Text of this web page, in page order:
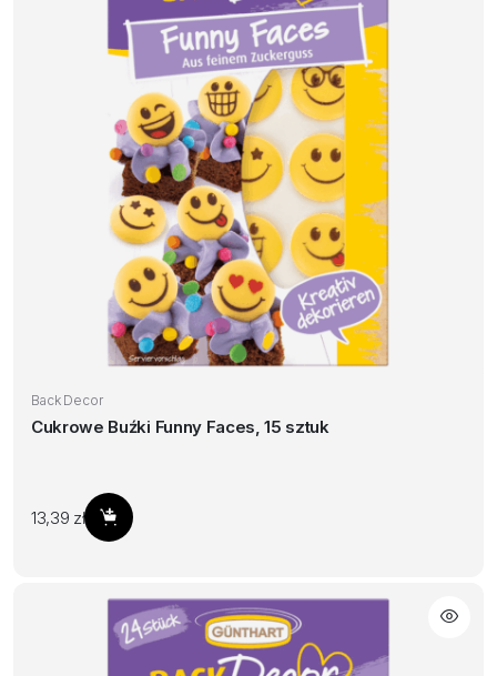
Back Decor
Cukrowe Buźki Funny Faces, 15 sztuk
13,39 zł Dodaj do koszyka